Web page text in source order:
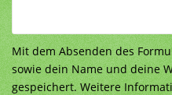
Mit dem Absenden des
sowie dein Name und deine
gespeichert. Weitere